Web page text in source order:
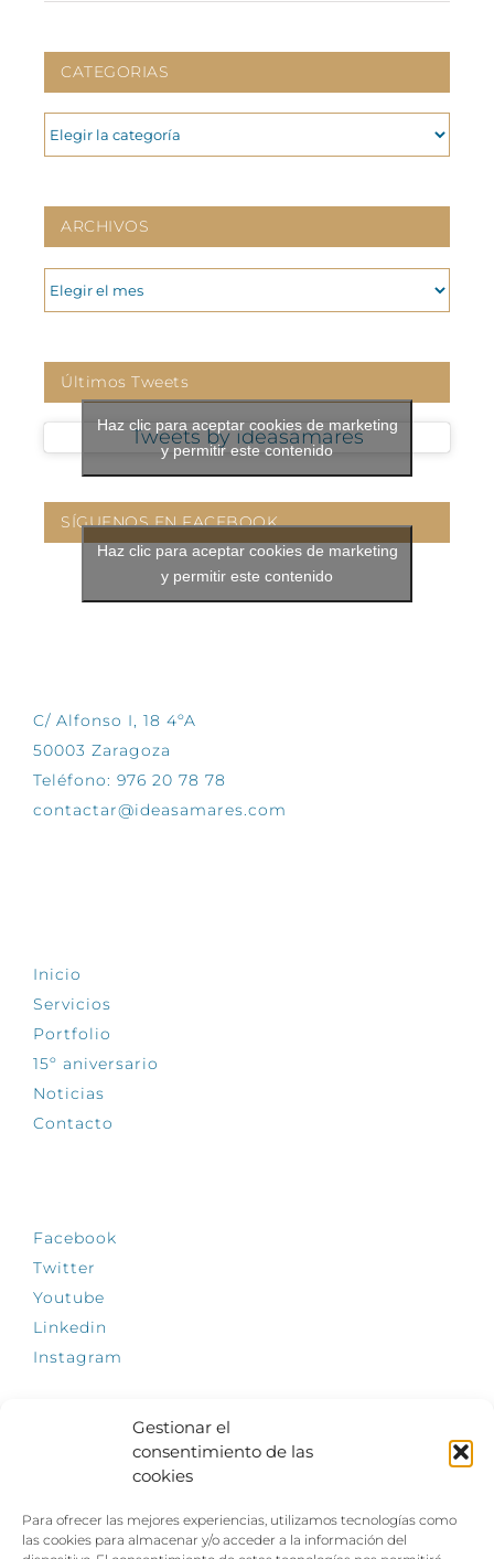
Gestionar el
consentimiento de las
cookies
Para ofrecer las mejores experiencias, utilizamos tecnologías como
las cookies para almacenar y/o acceder a la información del
CATEGORIAS
CATEGORIAS
ARCHIVOS
ARCHIVOS
Últimos Tweets
Tweets by ideasamares
Haz clic para aceptar cookies de marketing
y permitir este contenido
SÍGUENOS EN FACEBOOK
Haz clic para aceptar cookies de marketing
y permitir este contenido
C/ Alfonso I, 18 4ºA
50003 Zaragoza
Teléfono: 976 20 78 78
contactar@ideasamares.com
Inicio
Servicios
Portfolio
15º aniversario
Noticias
Contacto
Facebook
Twitter
Youtube
Linkedin
Instagram
El empleo, la gran llave para una vida
independiente: Fundación Dfa reclama un